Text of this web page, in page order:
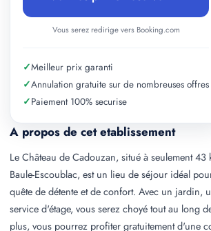
A propos de cet etablissement
Le Château de Cadouzan, situé à seulement 43
Baule-Escoublac, est un lieu de séjour idéal
quête de détente et de confort. Avec un jardin,
service d'étage, vous serez choyé tout au long
plus, vous pourrez profiter gratuitement d'une
Vous serez redirige vers Booking.com
✓Meilleur prix garanti
✓Annulation gratuite sur de nombreuses offres
✓Paiement 100% securise